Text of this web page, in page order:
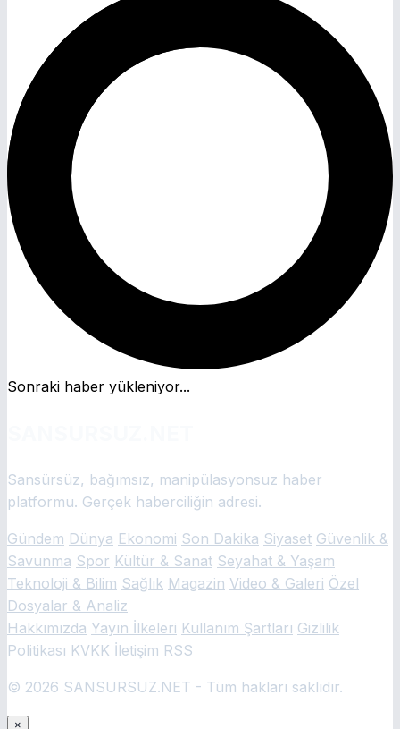
Sonraki haber yükleniyor...
Sansürsüz, bağımsız, manipülasyonsuz haber
platformu. Gerçek haberciliğin adresi.
Gündem Dünya Ekonomi Son Dakika Siyaset Güvenlik &
Savunma Spor Kültür & Sanat Seyahat & Yaşam
Teknoloji & Bilim Sağlık Magazin Video & Galeri Özel
Dosyalar & Analiz
Hakkımızda Yayın İlkeleri Kullanım Şartları Gizlilik
Politikası KVKK İletişim RSS
© 2026 SANSURSUZ.NET - Tüm hakları saklıdır.
×